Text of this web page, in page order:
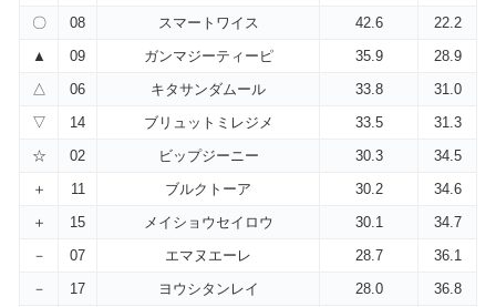
〇
08 スマートワイス 42.6
22.2
▲
09 ガンマジーティーピ 35.9
28.9
△
06 キタサンダムール 33.8
31.0
▽
14 ブリュットミレジメ 33.5
31.3
☆
02 ビップジーニー 30.3
34.5
＋
11 ブルクトーア 30.2
34.6
＋
15 メイショウセイロウ 30.1
34.7
－
07 エマヌエーレ 28.7
36.1
－
17 ヨウシタンレイ 28.0
36.8